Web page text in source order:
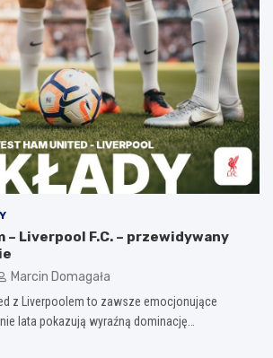
– Liverpool F.C. – przewidywany
Marcin Domagała
z Liverpoolem to zawsze emocjonujące
lata pokazują wyraźną dominację…